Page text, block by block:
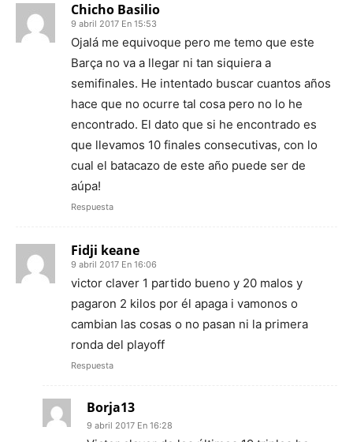
Chicho Basilio
9 abril 2017 En 15:53
Ojalá me equivoque pero me temo que este
Barça no va a llegar ni tan siquiera a
semifinales. He intentado buscar cuantos años
hace que no ocurre tal cosa pero no lo he
encontrado. El dato que si he encontrado es
que llevamos 10 finales consecutivas, con lo
cual el batacazo de este año puede ser de
aúpa!
Respuesta
Fidji keane
9 abril 2017 En 16:06
victor claver 1 partido bueno y 20 malos y
pagaron 2 kilos por él apaga i vamonos o
cambian las cosas o no pasan ni la primera
ronda del playoff
Respuesta
Borja13
9 abril 2017 En 16:28